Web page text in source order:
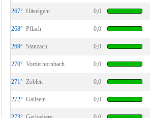
267° Häselgehr 0,0
268° Pflach 0,0
269° Stanzach 0,0
270° Vorderhornbach 0,0
271° Zöblen 0,0
272° Gallzein 0,0